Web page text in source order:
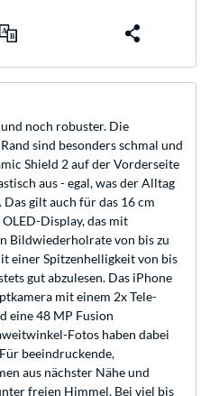
noch robuster. Die
sind besonders schmal und
Shield 2 auf der Vorderseite
aus - egal, was der Alltag
gilt auch für das 16 cm
Display, das mit
Bildwiederholrate von bis zu
einer Spitzenhelligkeit von bis
gut abzulesen. Das iPhone
mit einem 2x Tele-
eine 48 MP Fusion
Fotos haben dabei
beeindruckende,
aus nächster Nähe und
freien Himmel. Bei viel bis